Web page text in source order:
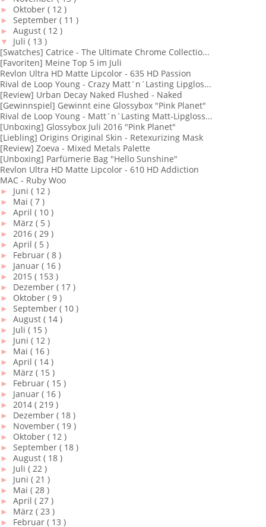
► Oktober ( 12 )
► September ( 11 )
► August ( 12 )
▼
Juli ( 13 )
[Swatches] Catrice - The Ultimate Chrome Collectio...
[Favoriten] Meine Top 5 im Juli
Revlon Ultra HD Matte Lipcolor - 635 HD Passion
Rival de Loop Young - Crazy Matt´n´Lasting Lipglos...
[Review] Urban Decay Naked Flushed - Naked
[Gewinnspiel] Gewinnt eine Glossybox "Pink Planet"
Rival de Loop Young - Matt´n´Lasting Matt-Lipgloss...
[Unboxing] Glossybox Juli 2016 "Pink Planet"
[Liebling] Origins Original Skin - Retexurizing Mask
[Review] Zoeva - Mixed Metals Palette
[Unboxing] Parfümerie Bag "Hello Sunshine"
Revlon Ultra HD Matte Lipcolor - 610 HD Addiction
MAC - Ruby Woo
► Juni ( 12 )
► Mai ( 7 )
► April ( 10 )
► März ( 5 )
► 2016 ( 29 )
► April ( 5 )
► Februar ( 8 )
► Januar ( 16 )
► 2015 ( 153 )
► Dezember ( 17 )
► Oktober ( 9 )
► September ( 10 )
► August ( 14 )
► Juli ( 15 )
► Juni ( 12 )
► Mai ( 16 )
► April ( 14 )
► März ( 15 )
► Februar ( 15 )
► Januar ( 16 )
► 2014 ( 219 )
► Dezember ( 18 )
► November ( 19 )
► Oktober ( 12 )
► September ( 18 )
► August ( 18 )
► Juli ( 22 )
► Juni ( 21 )
► Mai ( 28 )
► April ( 27 )
► März ( 23 )
► Februar ( 13 )